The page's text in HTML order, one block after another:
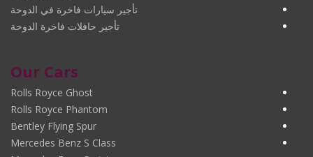
تأجير سيارات فاخرة في الدوحة
تأجير حافلات فاخرة الدوحة
Our Cars
Rolls Royce Ghost
Rolls Royce Phantom
Bentley Flying Spur
Mercedes Benz S Class